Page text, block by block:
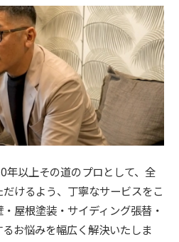
年以上その道のプロとして、全
けるよう、丁寧なサービスをこ
屋根塗装・サイディング張替・
お悩みを幅広く解決いたしま